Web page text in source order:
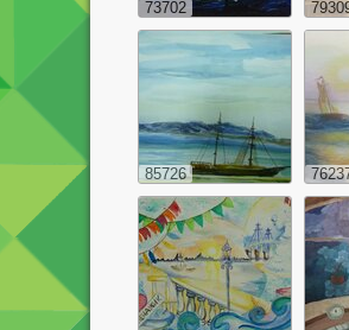
73702
85726